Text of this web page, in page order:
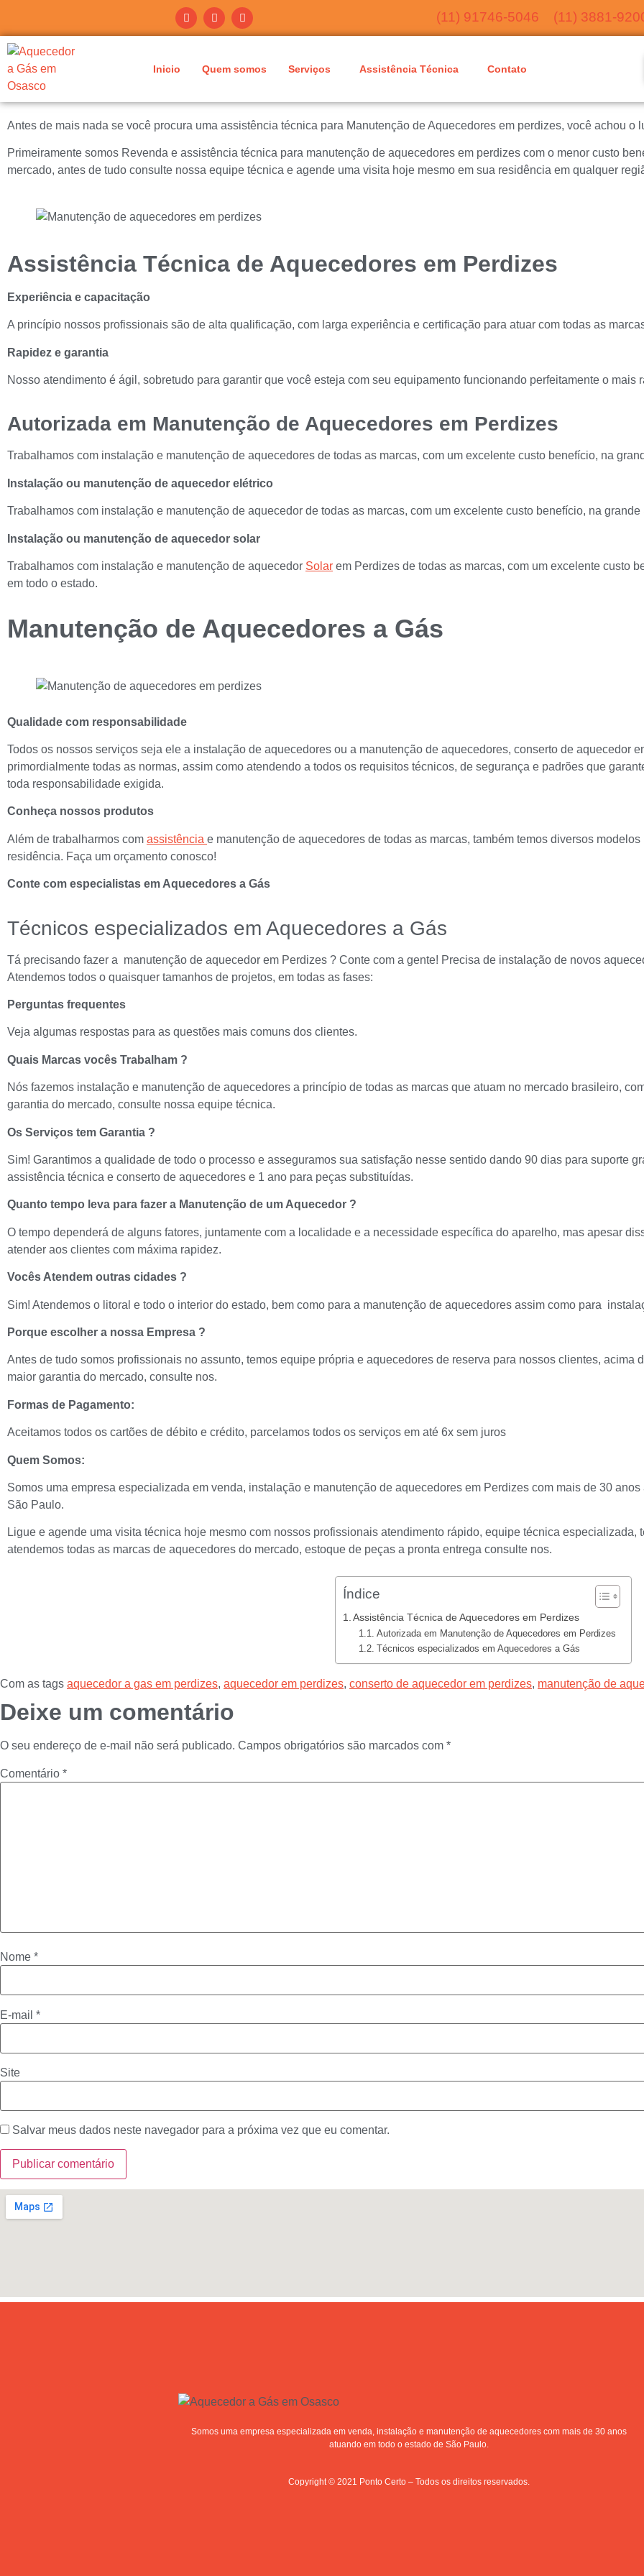
(11) 91746-5046 (11) 3881-
Inicio Quem somos Serviços Assistência Técnica Contato
Antes de mais nada se você procura uma assistência técnica para Manutenção de Aquecedores em perdizes, você achou o
Primeiramente somos Revenda e assistência técnica para manutenção de aquecedores em perdizes com o menor custo
mercado, antes de tudo consulte nossa equipe técnica e agende uma visita hoje mesmo em sua residência em qualquer
Assistência Técnica de Aquecedores em Perdizes
Experiência e capacitação
A princípio nossos profissionais são de alta qualificação, com larga experiência e certificação para atuar com todas as
Rapidez e garantia
Nosso atendimento é ágil, sobretudo para garantir que você esteja com seu equipamento funcionando perfeitamente o mais
Autorizada em Manutenção de Aquecedores em Perdizes
Trabalhamos com instalação e manutenção de aquecedores de todas as marcas, com um excelente custo benefício, na
Instalação ou manutenção de aquecedor elétrico
Trabalhamos com instalação e manutenção de aquecedor de todas as marcas, com um excelente custo benefício, na
Instalação ou manutenção de aquecedor solar
Trabalhamos com instalação e manutenção de aquecedor Solar em Perdizes de todas as marcas, com um excelente custo
em todo o estado.
Manutenção de Aquecedores a Gás
Qualidade com responsabilidade
Todos os nossos serviços seja ele a instalação de aquecedores ou a manutenção de aquecedores, conserto de aquecedor
primordialmente todas as normas, assim como atendendo a todos os requisitos técnicos, de segurança e padrões que
toda responsabilidade exigida.
Conheça nossos produtos
Além de trabalharmos com assistência e manutenção de aquecedores de todas as marcas, também temos diversos
residência. Faça um orçamento conosco!
Conte com especialistas em Aquecedores a Gás
Técnicos especializados em Aquecedores a Gás
Tá precisando fazer a manutenção de aquecedor em Perdizes ? Conte com a gente! Precisa de instalação de novos
Atendemos todos o quaisquer tamanhos de projetos, em todas as fases:
Perguntas frequentes
Veja algumas respostas para as questões mais comuns dos clientes.
Quais Marcas vocês Trabalham ?
Nós fazemos instalação e manutenção de aquecedores a princípio de todas as marcas que atuam no mercado brasileiro,
garantia do mercado, consulte nossa equipe técnica.
Os Serviços tem Garantia ?
Sim! Garantimos a qualidade de todo o processo e asseguramos sua satisfação nesse sentido dando 90 dias para suporte
assistência técnica e conserto de aquecedores e 1 ano para peças substituídas.
Quanto tempo leva para fazer a Manutenção de um Aquecedor ?
O tempo dependerá de alguns fatores, juntamente com a localidade e a necessidade específica do aparelho, mas apesar
atender aos clientes com máxima rapidez.
Vocês Atendem outras cidades ?
Sim! Atendemos o litoral e todo o interior do estado, bem como para a manutenção de aquecedores assim como para
Porque escolher a nossa Empresa ?
Antes de tudo somos profissionais no assunto, temos equipe própria e aquecedores de reserva para nossos clientes, acima
maior garantia do mercado, consulte nos.
Formas de Pagamento:
Aceitamos todos os cartões de débito e crédito, parcelamos todos os serviços em até 6x sem juros
Quem Somos:
Somos uma empresa especializada em venda, instalação e manutenção de aquecedores em Perdizes com mais de 30
São Paulo.
Ligue e agende uma visita técnica hoje mesmo com nossos profissionais atendimento rápido, equipe técnica especializada,
atendemos todas as marcas de aquecedores do mercado, estoque de peças a pronta entrega consulte nos.
Índice
Assistência Técnica de Aquecedores em Perdizes
Autorizada em Manutenção de Aquecedores em Perdizes
Técnicos especializados em Aquecedores a Gás
Com as tags aquecedor a gas em perdizes, aquecedor em perdizes, conserto de aquecedor em perdizes, manutenção de
Deixe um comentário
O seu endereço de e-mail não será publicado. Campos obrigatórios são marcados com *
Comentário *
Nome *
E-mail *
Site
Salvar meus dados neste navegador para a próxima vez que eu comentar.
Somos uma empresa especializada em venda, instalação e manutenção de aquecedores com mais de 30 anos
atuando em todo o estado de São Paulo.
Copyright © 2021 Ponto Certo – Todos os direitos reservados.